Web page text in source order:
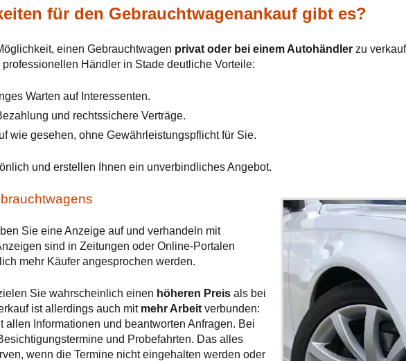
für den Gebrauchtwagenankauf gibt es?
einen Gebrauchtwagen privat oder bei einem Autohändler zu
professionellen Händler in Stade deutliche Vorteile:
Warten auf Interessenten.
und rechtssichere Verträge.
wie gesehen, ohne Gewährleistungspflicht für Sie.
und erstellen Ihnen ein unverbindliches Angebot.
Sie eine Anzeige auf und verhandeln mit
sind in Zeitungen oder Online-Portalen
mehr Käufer angesprochen werden.
Sie wahrscheinlich einen höheren Preis als bei
ist allerdings auch mit mehr Arbeit verbunden:
allen Informationen und beantworten Anfragen. Bei
und Probefahrten. Das alles
wenn die Termine nicht eingehalten werden oder